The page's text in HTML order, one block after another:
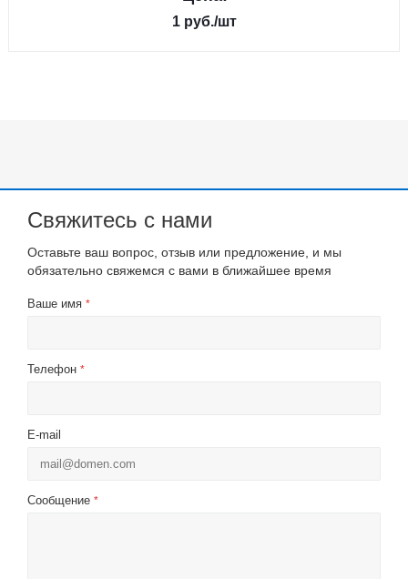
1 руб./шт
Свяжитесь с нами
Оставьте ваш вопрос, отзыв или предложение, и мы
обязательно свяжемся с вами в ближайшее время
Ваше имя *
Телефон *
E-mail
Сообщение *